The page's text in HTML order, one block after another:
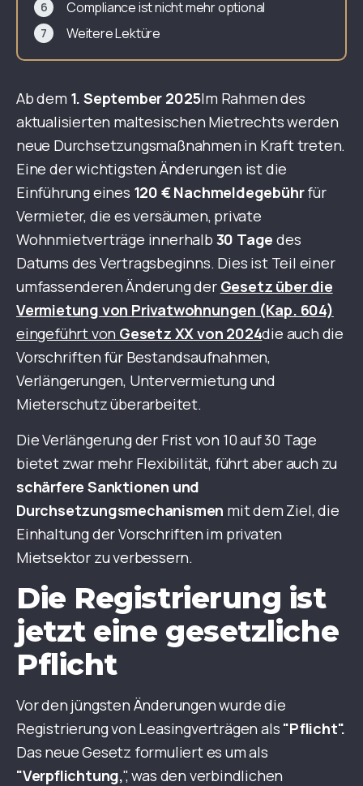
Compliance ist nicht mehr optional
Weitere Lektüre
Ab dem 1. September 2025Im Rahmen des
aktualisierten maltesischen Mietrechts werden
neue Durchsetzungsmaßnahmen in Kraft treten.
Eine der wichtigsten Änderungen ist die
Einführung eines 120 € Nachmeldegebührfür
Vermieter, die es versäumen, private
Wohnmietverträge innerhalb 30 Tage des
Datums des Vertragsbeginns. Dies ist Teil einer
umfassenderen Änderung der Gesetz über die
Vermietung von Privatwohnungen (Kap. 604)
eingeführt von Gesetz XX von 2024die auch die
Vorschriften für Bestandsaufnahmen,
Verlängerungen, Untervermietung und
Mieterschutz überarbeitet.
Die Verlängerung der Frist von 10 auf 30 Tage
bietet zwar mehr Flexibilität, führt aber auch zu
schärfere Sanktionen und
Durchsetzungsmechanismen mit dem Ziel, die
Einhaltung der Vorschriften im privaten
Mietsektor zu verbessern.
Die Registrierung ist
jetzt eine gesetzliche
Pflicht
Vor den jüngsten Änderungen wurde die
Registrierung von Leasingverträgen als "Pflicht".
Das neue Gesetz formuliert es um als
"Verpflichtung,", was den verbindlichen